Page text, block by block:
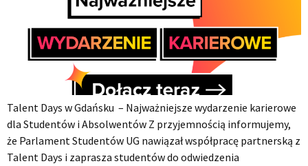
Talent Days w Gdańsku – Najważniejsze wydarzenie karierowe
dla Studentów i Absolwentów Z przyjemnością informujemy,
że Parlament Studentów UG nawiązał współpracę partnerską z
Talent Days i zaprasza studentów do odwiedzenia